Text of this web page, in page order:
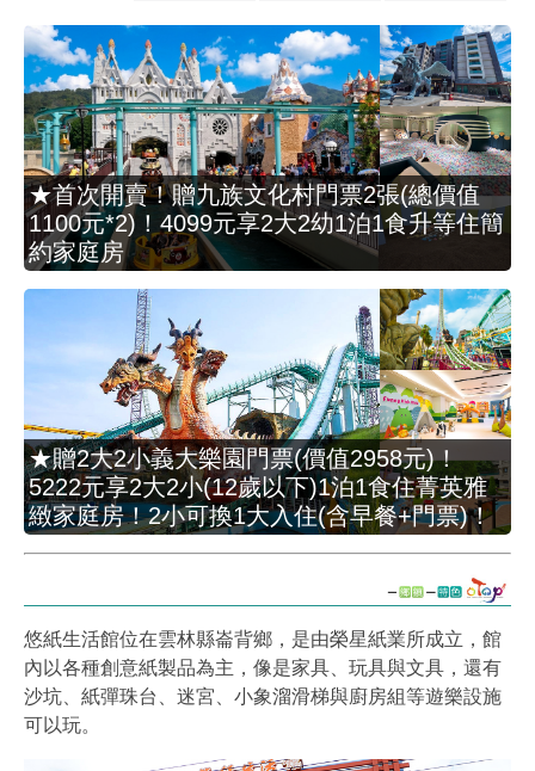
★首次開賣！贈九族文化村門票2張(總價值
1100元*2)！4099元享2大2幼1泊1食升等住簡
約家庭房
★贈2大2小義大樂園門票(價值2958元)！
5222元享2大2小(12歲以下)1泊1食住菁英雅
緻家庭房！2小可換1大入住(含早餐+門票)！
悠紙生活館位在雲林縣崙背鄉，是由榮星紙業所成立，館
內以各種創意紙製品為主，像是家具、玩具與文具，還有
沙坑、紙彈珠台、迷宮、小象溜滑梯與廚房組等遊樂設施
可以玩。